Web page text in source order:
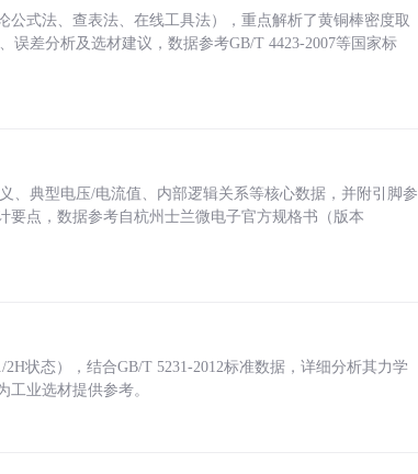
式法、查表法、在线工具法），重点解析了黄铜棒密度取
误差分析及选材建议，数据参考GB/T 4423-2007等国家标
、典型电压/电流值、内部逻辑关系等核心数据，并附引脚参
点，数据参考自杭州士兰微电子官方规格书（版本
状态），结合GB/T 5231-2012标准数据，详细分析其力学
业选材提供参考。